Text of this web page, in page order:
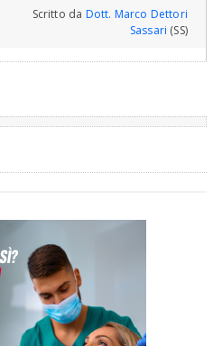
Scritto da Dott. Marco Dettori
Sassari (SS)